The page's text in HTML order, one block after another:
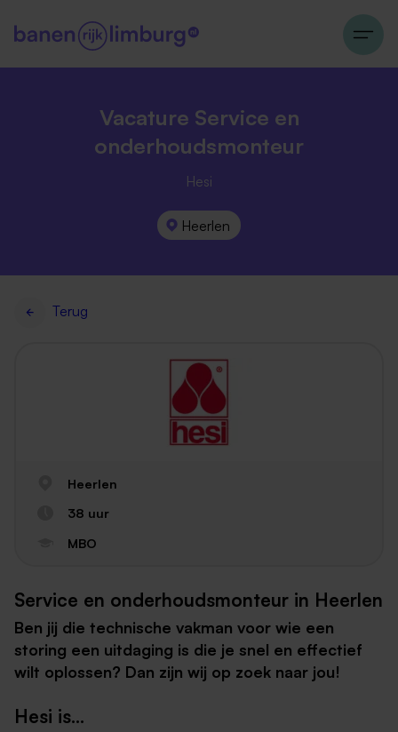
Vacature Service en
onderhoudsmonteur
Hesi
Heerlen
Terug
Heerlen
38 uur
MBO
Service en onderhoudsmonteur in Heerlen
Ben jij die technische vakman voor wie een
storing een uitdaging is die je snel en effectief
wilt oplossen? Dan zijn wij op zoek naar jou!
Hesi is…